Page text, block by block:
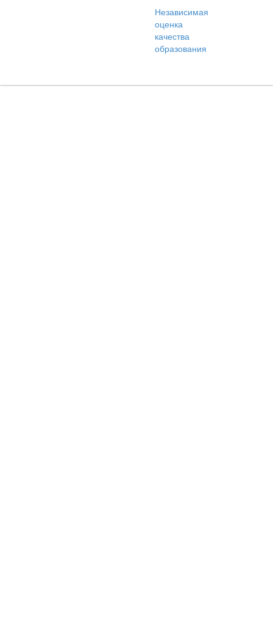
Независимая
оценка
качества
образования